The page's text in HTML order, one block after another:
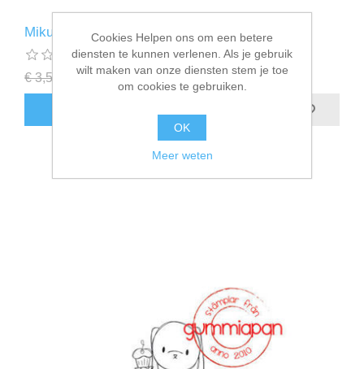
Miku eet een ijsje - stempel - Gummiapan
€ 3,50 incl. BTW € 1,75 incl. BTW
Cookies Helpen ons om een betere
diensten te kunnen verlenen. Als je gebruik
wilt maken van onze diensten stem je toe
om cookies te gebruiken.
OK
Meer weten